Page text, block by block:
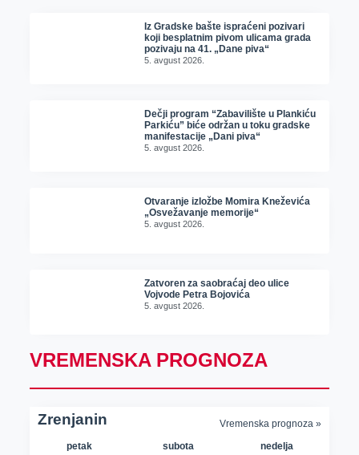
Iz Gradske bašte ispraćeni pozivari
koji besplatnim pivom ulicama grada
pozivaju na 41. „Dane piva“
5. avgust 2026.
Dečji program “Zabavilište u Plankiću
Parkiću” biće održan u toku gradske
manifestacije „Dani piva“
5. avgust 2026.
Otvaranje izložbe Momira Kneževića
„Osvežavanje memorije“
5. avgust 2026.
Zatvoren za saobraćaj deo ulice
Vojvode Petra Bojovića
5. avgust 2026.
VREMENSKA PROGNOZA